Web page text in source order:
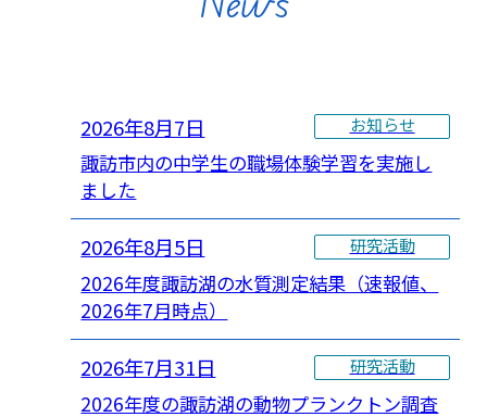
2026年8月7日 お知らせ
諏訪市内の中学生の職場体験学習を実施し
ました
2026年8月5日 研究活動
2026年度諏訪湖の水質測定結果（速報値、
2026年7月時点）
2026年7月31日 研究活動
2026年度の諏訪湖の動物プランクトン調査